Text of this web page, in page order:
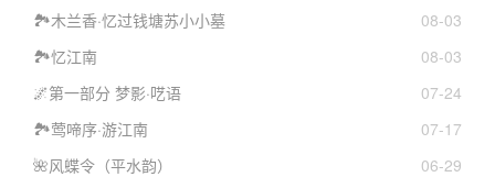
🏞️木兰香·忆过钱塘苏小小墓
08-03
🏞️忆江南
08-03
🌌第一部分 梦影·呓语
07-24
🏞️莺啼序·游江南
07-17
🌺风蝶令（平水韵）
06-29